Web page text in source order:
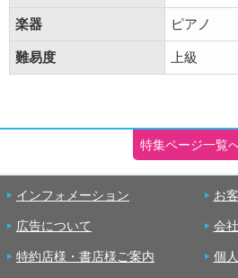
楽器 ピアノ
難易度 上級
特集ページ一覧
インフォメーション お
広告について 会
特約店様・書店様ご案内 個